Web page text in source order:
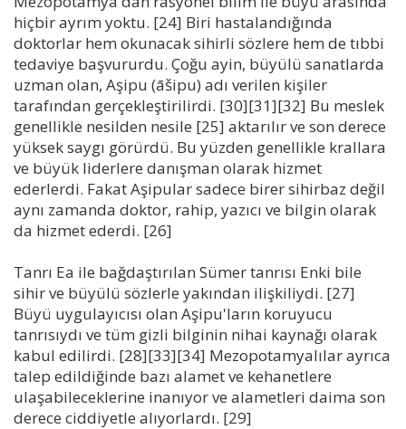
hiçbir ayrım yoktu. [24] Biri hastalandığında
doktorlar hem okunacak sihirli sözlere hem de tıbbi
tedaviye başvururdu. Çoğu ayin, büyülü sanatlarda
uzman olan, Aşipu (āšipu) adı verilen kişiler
tarafından gerçekleştirilirdi. [30][31][32] Bu meslek
genellikle nesilden nesile [25] aktarılır ve son derece
yüksek saygı görürdü. Bu yüzden genellikle krallara
ve büyük liderlere danışman olarak hizmet
ederlerdi. Fakat Aşipular sadece birer sihirbaz değil
aynı zamanda doktor, rahip, yazıcı ve bilgin olarak
da hizmet ederdi. [26]
Tanrı Ea ile bağdaştırılan Sümer tanrısı Enki bile
sihir ve büyülü sözlerle yakından ilişkiliydi. [27]
Büyü uygulayıcısı olan Aşipu'ların koruyucu
tanrısıydı ve tüm gizli bilginin nihai kaynağı olarak
kabul edilirdi. [28][33][34] Mezopotamyalılar ayrıca
talep edildiğinde bazı alamet ve kehanetlere
ulaşabileceklerine inanıyor ve alametleri daima son
derece ciddiyetle alıyorlardı. [29]